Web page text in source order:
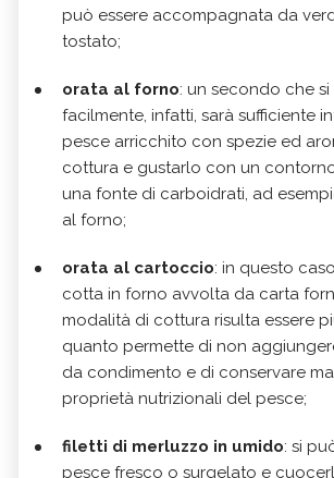
può essere accompagnata da
tostato;
orata al forno: un secondo che
facilmente, infatti, sarà sufficiente
pesce arricchito con spezie ed
cottura e gustarlo con un
una fonte di carboidrati, ad
al forno;
orata al cartoccio: in questo
cotta in forno avvolta da carta
modalità di cottura risulta essere
quanto permette di non
da condimento e di conservare
proprietà nutrizionali del pesce;
filetti di merluzzo in umido: si
pesce fresco o surgelato e